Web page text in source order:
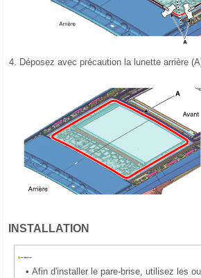
4. Déposez avec précaution la lunette arrière
INSTALLATION
• Afin d'installer le pare-brise, utilisez les